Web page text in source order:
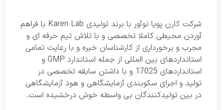
شرکت کارن پویا نوآور با برند تولیدی Karen Lab با فراهم
آوردن محیطی کاملا تخصصی و با تلاش تیم حرفه ای و
مجرب و برخورداری از کارشناسان خبره و با رعایت تمامی
استانداردهای بین المللی از جمله استاندارد GMP و
استانداردهای 17025 و با داشتن سابقه تخصصی در
تولید و اجرای سکوبندی آزمایشگاهی و هود آزمایشگاهی
در بین تولیدکنندگان بی واسطه خوش درخشیده است.